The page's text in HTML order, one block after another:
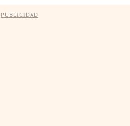
PUBLICIDAD